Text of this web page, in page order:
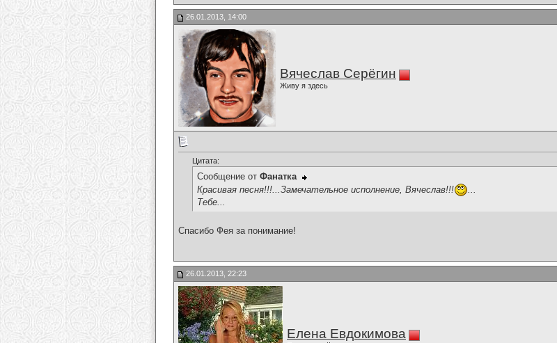
26.01.2013, 14:00
Вячеслав Серёгин
Живу я здесь
Цитата:
Сообщение от Фанатка
Красивая песня!!!...Замечательное исполнение, Вячеслав!!!
Тебе...
Спасибо Фея за понимание!
26.01.2013, 22:23
Елена Евдокимова